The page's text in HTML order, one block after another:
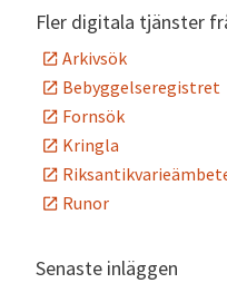
Fler digitala tjänster
Arkivsök
Bebyggelseregistret
Fornsök
Kringla
Runor
Senaste inläggen